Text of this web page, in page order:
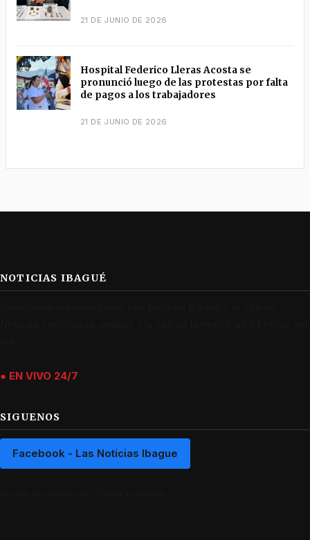
21 DE JUNIO DE 2026
Hospital Federico Lleras Acosta se
pronunció luego de las protestas por falta
de pagos a los trabajadores
21 DE JUNIO DE 2026
NOTICIAS IBAGUÉ
● EN VIVO 24/7
SIGUENOS
Facebook - Las Noticias Ibague